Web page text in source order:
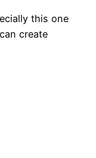
this one
create